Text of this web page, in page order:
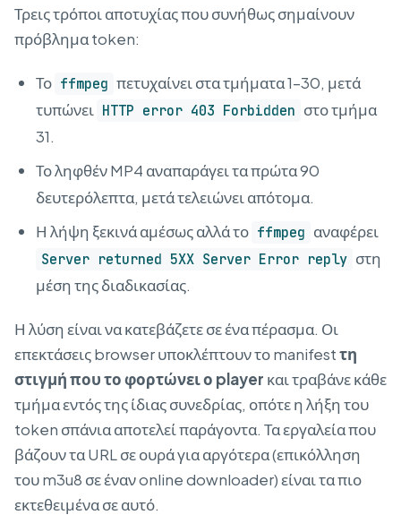
Τρεις τρόποι αποτυχίας που συνήθως σημαίνουν
πρόβλημα token:
Το ffmpeg πετυχαίνει στα τμήματα 1–30, μετά
τυπώνει HTTP error 403 Forbidden στο τμήμα
31.
Το ληφθέν MP4 αναπαράγει τα πρώτα 90
δευτερόλεπτα, μετά τελειώνει απότομα.
Η λήψη ξεκινά αμέσως αλλά το ffmpeg αναφέρει
Server returned 5XX Server Error reply στη
μέση της διαδικασίας.
Η λύση είναι να κατεβάζετε σε ένα πέρασμα. Οι
επεκτάσεις browser υποκλέπτουν το manifestτη
στιγμή που το φορτώνει ο player και τραβάνε κάθε
τμήμα εντός της ίδιας συνεδρίας, οπότε η λήξη του
token σπάνια αποτελεί παράγοντα. Τα εργαλεία που
βάζουν τα URL σε ουρά για αργότερα (επικόλληση
του m3u8 σε έναν online downloader) είναι τα πιο
εκτεθειμένα σε αυτό.